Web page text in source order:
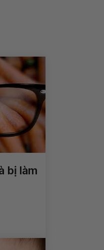
bị làm